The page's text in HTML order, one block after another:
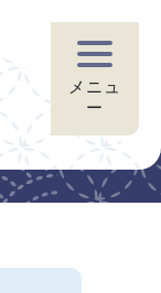
メニュ
ー